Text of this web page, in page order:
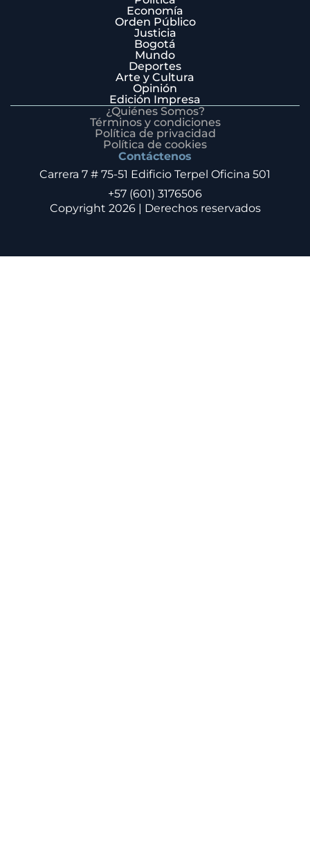
Economía
Orden Público
Justicia
Bogotá
Mundo
Deportes
Arte y Cultura
Opinión
Edición Impresa
¿Quiénes Somos?
Términos y condiciones
Política de privacidad
Política de cookies
Contáctenos
Carrera 7 # 75-51 Edificio Terpel Oficina 501
+57 (601) 3176506
Copyright 2026 | Derechos reservados